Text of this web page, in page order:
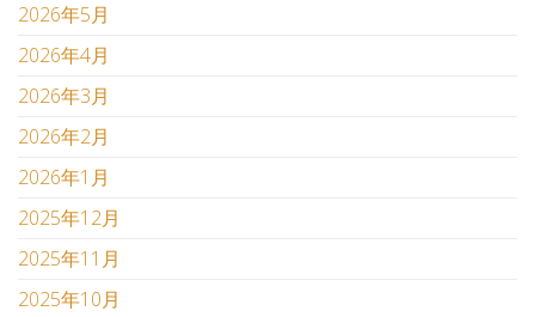
2026年5月
2026年4月
2026年3月
2026年2月
2026年1月
2025年12月
2025年11月
2025年10月